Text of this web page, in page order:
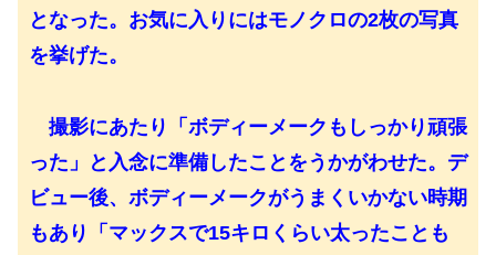
となった。お気に入りにはモノクロの2枚の写真
を挙げた。
撮影にあたり「ボディーメークもしっかり頑張
った」と入念に準備したことをうかがわせた。デ
ビュー後、ボディーメークがうまくいかない時期
もあり「マックスで15キロくらい太ったことも